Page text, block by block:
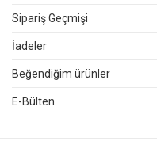
Sipariş Geçmişi
İadeler
Beğendiğim ürünler
E-Bülten